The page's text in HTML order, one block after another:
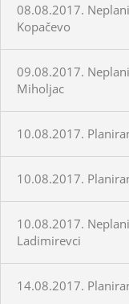
08.08.2017.
Kopačevo
09.08.2017.
Miholjac
10.08.2017.
10.08.2017.
10.08.2017.
Ladimirevci
14.08.2017.